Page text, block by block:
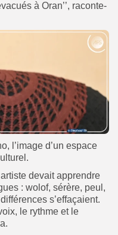
à Oran’’, raconte-
l’image d’un espace
artiste devait apprendre
: wolof, sérère, peul,
s’effaçaient.
le rythme et le